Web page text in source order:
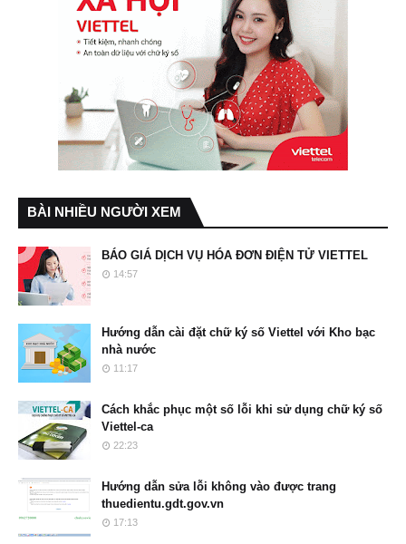
BÀI NHIỀU NGƯỜI XEM
BÁO GIÁ DỊCH VỤ HÓA ĐƠN ĐIỆN TỬ VIETTEL
14:57
Hướng dẫn cài đặt chữ ký số Viettel với Kho bạc
nhà nước
11:17
Cách khắc phục một số lỗi khi sử dụng chữ ký số
Viettel-ca
22:23
Hướng dẫn sửa lỗi không vào được trang
thuedientu.gdt.gov.vn
17:13